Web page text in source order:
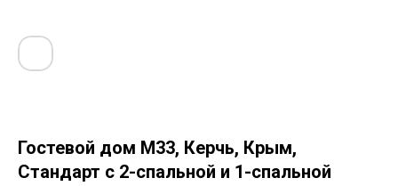
Гостевой дом М33, Керчь, Крым,
Стандарт с 2-спальной и 1-спальной